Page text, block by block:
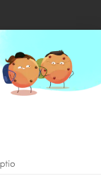
Plan du site
Mentions légales
le